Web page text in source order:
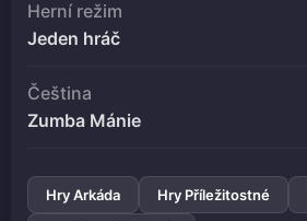
Herní režim
Jeden hráč
Čeština
Zumba Mánie
Hry Arkáda Hry Příležitostné